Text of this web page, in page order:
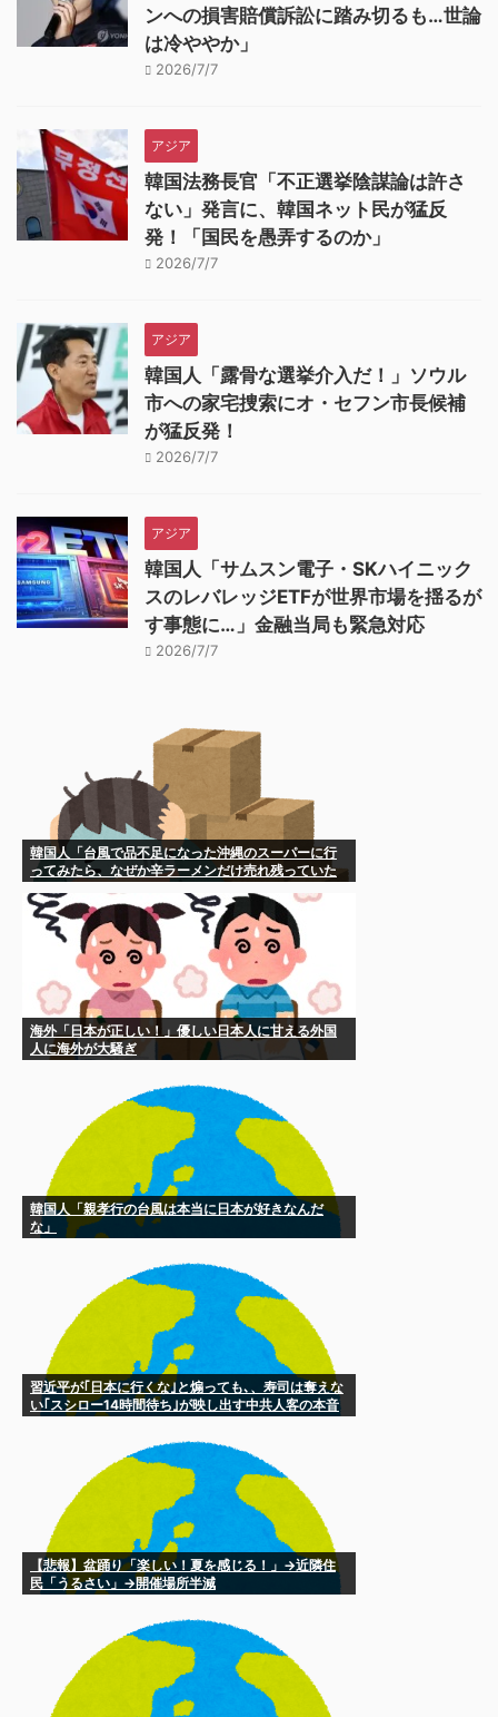
ンへの損害賠償訴訟に踏み切るも…世論
は冷ややか」
2026/7/7
アジア
韓国法務長官「不正選挙陰謀論は許さ
ない」発言に、韓国ネット民が猛反
発！「国民を愚弄するのか」
2026/7/7
アジア
韓国人「露骨な選挙介入だ！」ソウル
市への家宅捜索にオ・セフン市長候補
が猛反発！
2026/7/7
アジア
韓国人「サムスン電子・SKハイニック
スのレバレッジETFが世界市場を揺るが
す事態に…」金融当局も緊急対応
2026/7/7
韓国人「台風で品不足になった沖縄のスーパーに行
ってみたら、なぜか辛ラーメンだけ売れ残っていた
海外「日本が正しい！」優しい日本人に甘える外国
人に海外が大騒ぎ
韓国人「親孝行の台風は本当に日本が好きなんだ
な」
習近平が｢日本に行くな｣と煽っても､、寿司は奪えな
い｢スシロー14時間待ち｣が映し出す中共人客の本音
【悲報】盆踊り「楽しい！夏を感じる！」→近隣住
民「うるさい」→開催場所半減